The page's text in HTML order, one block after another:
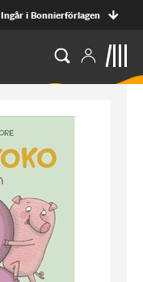
Ingår i Bonnierförlagen